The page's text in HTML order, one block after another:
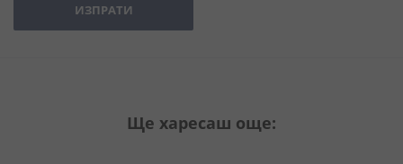
ИЗПРАТИ
Ще харесаш още: